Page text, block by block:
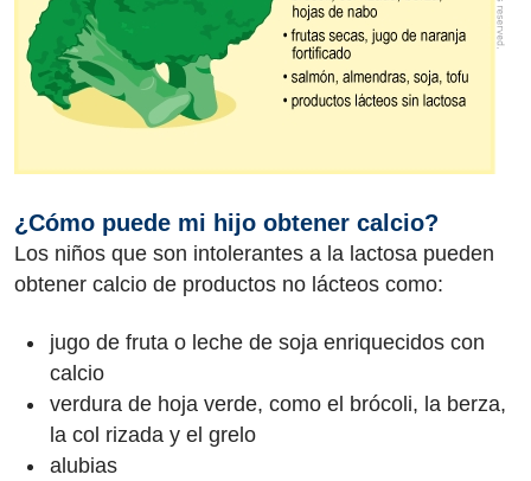
¿Cómo puede mi hijo obtener calcio?
Los niños que son intolerantes a la lactosa pueden
obtener calcio de productos no lácteos como:
jugo de fruta o leche de soja enriquecidos con
calcio
verdura de hoja verde, como el brócoli, la berza,
la col rizada y el grelo
alubias